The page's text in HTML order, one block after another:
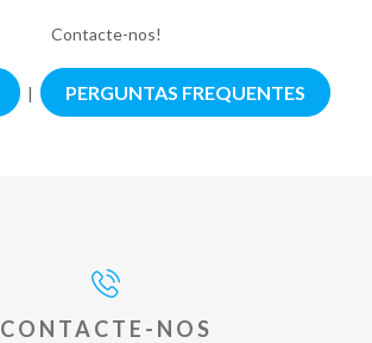
Contacte-nos!
| PERGUNTAS FREQUENTES
CONTACTE-NOS